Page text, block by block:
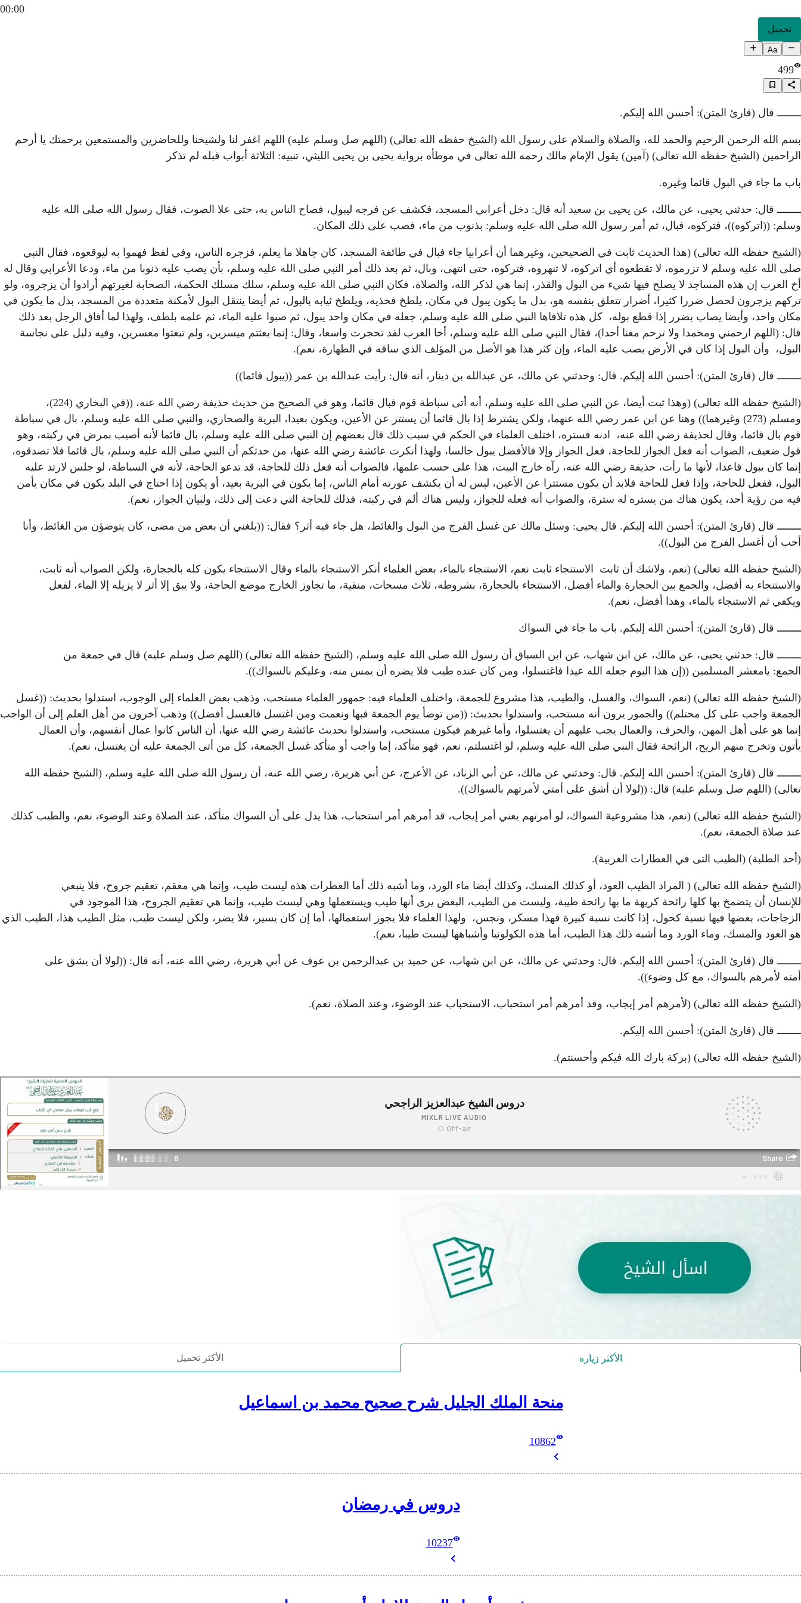
00:00
تحميل
Aa
499
ــــــــ قال (قارئ المتن): أحسن الله إليكم.
بسم الله الرحمن الرحيم والحمد لله، والصلاة والسلام على رسول الله (الشيخ حفظه الله تعالى) (اللهم صل وسلم عليه) اللهم اغفر لنا ولشيخنا وللحاضرين والمستمعين برحمتك يا أرحم
الراحمين (الشيخ حفظه الله تعالى) (آمين) يقول الإمام مالك رحمه الله تعالى في موطأه برواية يحيى بن يحيى الليثي، تنبيه: الثلاثة أبواب قبله لم تذكر
باب ما جاء في البول قائما وغيره.
ــــــــ قال: حدثني يحيى، عن مالك، عن يحيى بن سعيد أنه قال: دخل أعرابي المسجد، فكشف عن فرجه ليبول، فصاح الناس به، حتى علا الصوت، فقال رسول الله صلى الله عليه
وسلم: ((اتركوه))، فتركوه، فبال، ثم أمر رسول الله صلى الله عليه وسلم: بذنوب من ماء، فصب على ذلك المكان.
(الشيخ حفظه الله تعالى) (هذا الحديث ثابت في الصحيحين، وغيرهما أن أعرابيا جاء فبال في طائفة المسجد، كان جاهلا ما يعلم، فزجره الناس، وفي لفظ فهموا به ليوقعوه، فقال النبي
صلى الله عليه وسلم لا تزرموه، لا تقطعوه أي اتركوه، لا تنهروه، فتركوه، حتى انتهى، وبال، ثم بعد ذلك أمر النبي صلى الله عليه وسلم، بأن يصب عليه ذنوبا من ماء، ودعا الأعرابي وقال له
أخ العرب إن هذه المساجد لا يصلح فيها شيء من البول والقذر، إنما هي لذكر الله، والصلاة، فكان النبي صلى الله عليه وسلم، سلك مسلك الحكمة، الصحابة لغيرتهم أرادوا أن يزجروه، ولو
تركهم يزجرون لحصل ضررا كثيرا، أضرار تتعلق بنفسه هو، بدل ما يكون يبول في مكان، يلطخ فخذيه، ويلطخ ثيابه بالبول، ثم أيضا ينتقل البول لأمكنة متعددة من المسجد، بدل ما يكون في
مكان واحد، وأيضا يصاب بضرر إذا قطع بوله، كل هذه تلافاها النبي صلى الله عليه وسلم، جعله في مكان واحد يبول، ثم صبوا عليه الماء، ثم علمه بلطف، ولهذا لما أفاق الرجل بعد ذلك
قال: (اللهم ارحمني ومحمدا ولا ترحم معنا أحدا)، فقال النبي صلى الله عليه وسلم، أخا العرب لفد تحجرت واسعا، وقال: إنما بعثتم ميسرين، ولم تبعثوا معسرين، وفيه دليل على نجاسة
البول، وأن البول إذا كان في الأرض يصب عليه الماء، وإن كثر هذا هو الأصل من المؤلف الذي ساقه في الطهارة، نعم).
ــــــــ قال (قارئ المتن): أحسن الله إليكم. قال: وحدثني عن مالك، عن عبدالله بن دينار، أنه قال: رأيت عبدالله بن عمر ((يبول قائما))
(الشيخ حفظه الله تعالى) (وهذا ثبت أيضا، عن النبي صلى الله عليه وسلم، أنه أتى سباطة قوم فبال قائما، وهو في الصحيح من حديث حذيفة رضي الله عنه، ((في البخاري (224)،
ومسلم (273) وغيرهما)) وهنا عن ابن عمر رضي الله عنهما، ولكن يشترط إذا بال قائما أن يستتر عن الأعين، ويكون بعيدا، البرية والصحاري، والنبي صلى الله عليه وسلم، بال في سباطة
قوم بال قائما، وقال لحذيفة رضي الله عنه، ادنه فستره، اختلف العلماء في الحكم في سبب ذلك قال بعضهم إن النبي صلى الله عليه وسلم، بال قائما لأنه أصيب بمرض في ركبته، وهو
قول ضعيف، الصواب أنه فعل الجواز للحاجة، فعل الجواز وإلا فالأفضل يبول جالسا، ولهذا أنكرت عائشة رضي الله عنها، من حدثكم أن النبي صلى الله عليه وسلم، بال قائما فلا تصدقوه،
إنما كان يبول قاعدا، لأنها ما رأت، حذيفة رضي الله عنه، رآه خارج البيت، هذا على حسب علمها، فالصواب أنه فعل ذلك للحاجة، قد تدعو الحاجة، لأنه في السباطة، لو جلس لارتد عليه
البول، ففعل للحاجة، وإذا فعل للحاجة فلابد أن يكون مستترا عن الأعين، ليس له أن يكشف عورته أمام الناس، إما يكون في البرية بعيد، أو يكون إذا احتاج في البلد يكون في مكان يأمن
فيه من رؤية أحد، يكون هناك من يستره له سترة، والصواب أنه فعله للجواز، وليس هناك ألم في ركبته، فذلك للحاجة التي دعت إلى ذلك، ولبيان الجواز، نعم).
ــــــــ قال (قارئ المتن): أحسن الله إليكم. قال يحيى: وسئل مالك عن غسل الفرج من البول والغائط، هل جاء فيه أثر؟ فقال: ((بلغني أن بعض من مضى، كان يتوضؤن من الغائط، وأنا
أحب أن أغسل الفرج من البول)).
(الشيخ حفظه الله تعالى) (نعم، ولاشك أن ثابت الاستنجاء ثابت نعم، الاستنجاء بالماء، بعض العلماء أنكر الاستنجاء بالماء وقال الاستنجاء يكون كله بالحجارة، ولكن الصواب أنه ثابت،
والاستنجاء به أفضل، والجمع بين الحجارة والماء أفضل، الاستنجاء بالحجارة، بشروطه، ثلاث مسحات، منقية، ما تجاوز الخارج موضع الحاجة، ولا يبق إلا أثر لا يزيله إلا الماء، لفعل
ويكفي ثم الاستنجاء بالماء، وهذا أفضل، نعم).
ــــــــ قال (قارئ المتن): أحسن الله إليكم. باب ما جاء في السواك
ــــــــ قال: حدثني يحيى، عن مالك، عن ابن شهاب، عن ابن السباق أن رسول الله صلى الله عليه وسلم، (الشيخ حفظه الله تعالى) (اللهم صل وسلم عليه) قال في جمعة من
الجمع: يامعشر المسلمين ((إن هذا اليوم جعله الله عيدا فاغتسلوا، ومن كان عنده طيب فلا يضره أن يمس منه، وعليكم بالسواك)).
(الشيخ حفظه الله تعالى) (نعم، السواك، والغسل، والطيب، هذا مشروع للجمعة، واختلف العلماء فيه: جمهور العلماء مستحب، وذهب بعض العلماء إلى الوجوب، استدلوا بحديث: ((غسل
الجمعة واجب على كل محتلم)) والجمور يرون أنه مستحب، واستدلوا بحديث: ((من توضأ يوم الجمعة فبها ونعمت ومن اغتسل فالغسل أفضل)) وذهب آخرون من أهل العلم إلى أن الواجب
إنما هو على أهل المهن، والحرف، والعمال يجب عليهم أن يغتسلوا، وأما غيرهم فيكون مستحب، واستدلوا بحديث عائشة رضي الله عنها، أن الناس كانوا عمال أنفسهم، وأن العمال
يأتون وتخرج منهم الريح، الرائحة فقال النبي صلى الله عليه وسلم، لو اغتسلتم، نعم، فهو متأكد، إما واجب أو متأكد غسل الجمعة، كل من أتى الجمعة عليه أن يغتسل، نعم).
ــــــــ قال (قارئ المتن): أحسن الله إليكم. قال: وحدثني عن مالك، عن أبي الزناد، عن الأعرج، عن أبي هريرة، رضي الله عنه، أن رسول الله صلى الله عليه وسلم، (الشيخ حفظه الله
تعالى) (اللهم صل وسلم عليه) قال: ((لولا أن أشق على أمتي لأمرتهم بالسواك)).
(الشيخ حفظه الله تعالى) (نعم، هذا مشروعية السواك، لو أمرتهم يعني أمر إيجاب، قد أمرهم أمر استحباب، هذا يدل على أن السواك متأكد، عند الصلاة وعند الوضوء، نعم، والطيب كذلك
عند صلاة الجمعة، نعم).
(أحد الطلبة) (الطيب التى في العطارات الغربية).
(الشيخ حفظه الله تعالى) ( المراد الطيب العود، أو كذلك المسك، وكذلك أيضا ماء الورد، وما أشبه ذلك أما العطرات هذه ليست طيب، وإنما هي معقم، تعقيم جروح، فلا ينبغي
للإنسان أن يتضمخ بها كلها رائحة كريهة ما بها رائحة طيبة، وليست من الطيب، البعض يرى أنها طيب ويستعملها وهي ليست طيب، وإنما هي تعقيم الجروح، هذا الموجود في
الزجاجات، بعضها فيها نسبة كحول، إذا كانت نسبة كبيرة فهذا مسكر، ونجس، ولهذا العلماء فلا يجوز استعمالها، أما إن كان يسير، فلا يضر، ولكن ليست طيب، مثل الطيب هذا، الطيب الذي
هو العود والمسك، وماء الورد وما أشبه ذلك هذا الطيب، أما هذه الكولونيا وأشباهها ليست طيبا، نعم).
ــــــــ قال (قارئ المتن): أحسن الله إليكم. قال: وحدثني عن مالك، عن ابن شهاب، عن حميد بن عبدالرحمن بن عوف عن أبي هريرة، رضي الله عنه، أنه قال: ((لولا أن يشق على
أمته لأمرهم بالسواك، مع كل وضوء)).
(الشيخ حفظه الله تعالى) (لأمرهم أمر إيجاب، وقد أمرهم أمر استحباب، الاستحباب عند الوضوء، وعند الصلاة، نعم).
ــــــــ قال (قارئ المتن): أحسن الله إليكم.
(الشيخ حفظه الله تعالى) (بركة بارك الله فيكم وأحسنتم).
الأكثر زيارة الأكثر تحميل
منحة الملك الجليل شرح صحيح محمد بن اسماعيل
10862
دروس في رمضان
10237